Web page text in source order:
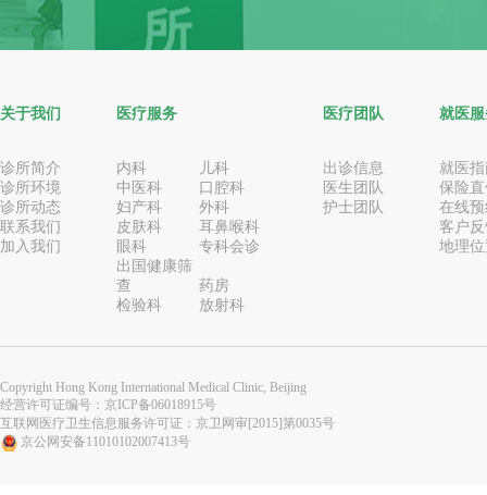
关于我们
诊所简介
诊所环境
诊所动态
联系我们
加入我们
医疗服务
内科
儿科
中医科
口腔科
妇产科
外科
皮肤科
耳鼻喉科
眼科
专科会诊
出国健康筛
查
药房
检验科
放射科
医疗团队
出诊信息
医生团队
护士团队
就医
就医
保险
在线
客户
地理
Copyright Hong Kong International Medical Clinic, Beijing
经营许可证编号： 京ICP备06018915号
互联网医疗卫生信息服务许可证：京卫网审[2015]第0035号
京公网安备11010102007413号